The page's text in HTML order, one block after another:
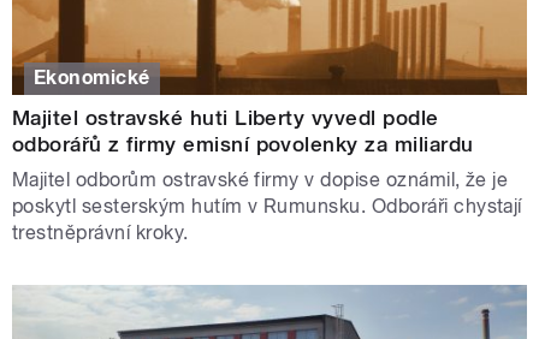
Ekonomické
Majitel ostravské huti Liberty vyvedl podle
odborářů z firmy emisní povolenky za miliardu
Majitel odborům ostravské firmy v dopise oznámil, že je
poskytl sesterským hutím v Rumunsku. Odboráři chystají
trestněprávní kroky.